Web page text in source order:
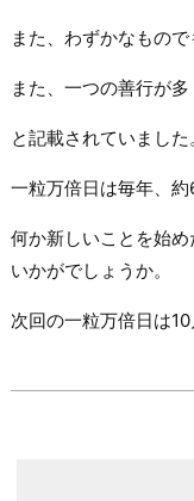
また、わずかなもの
また、一つの善行が
と記載されていました
一粒万倍日は毎年、
何か新しいことを始
いかがでしょうか。
次回の一粒万倍日は